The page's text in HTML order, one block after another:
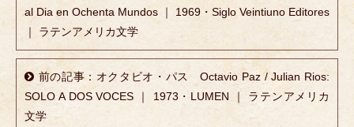
al Dia en Ochenta Mundos ｜ 1969・Siglo Veintiuno Editores
｜ ラテンアメリカ文学
前の記事：オクタビオ・パス Octavio Paz / Julian Rios:
SOLO A DOS VOCES ｜ 1973・LUMEN ｜ ラテンアメリカ
文学